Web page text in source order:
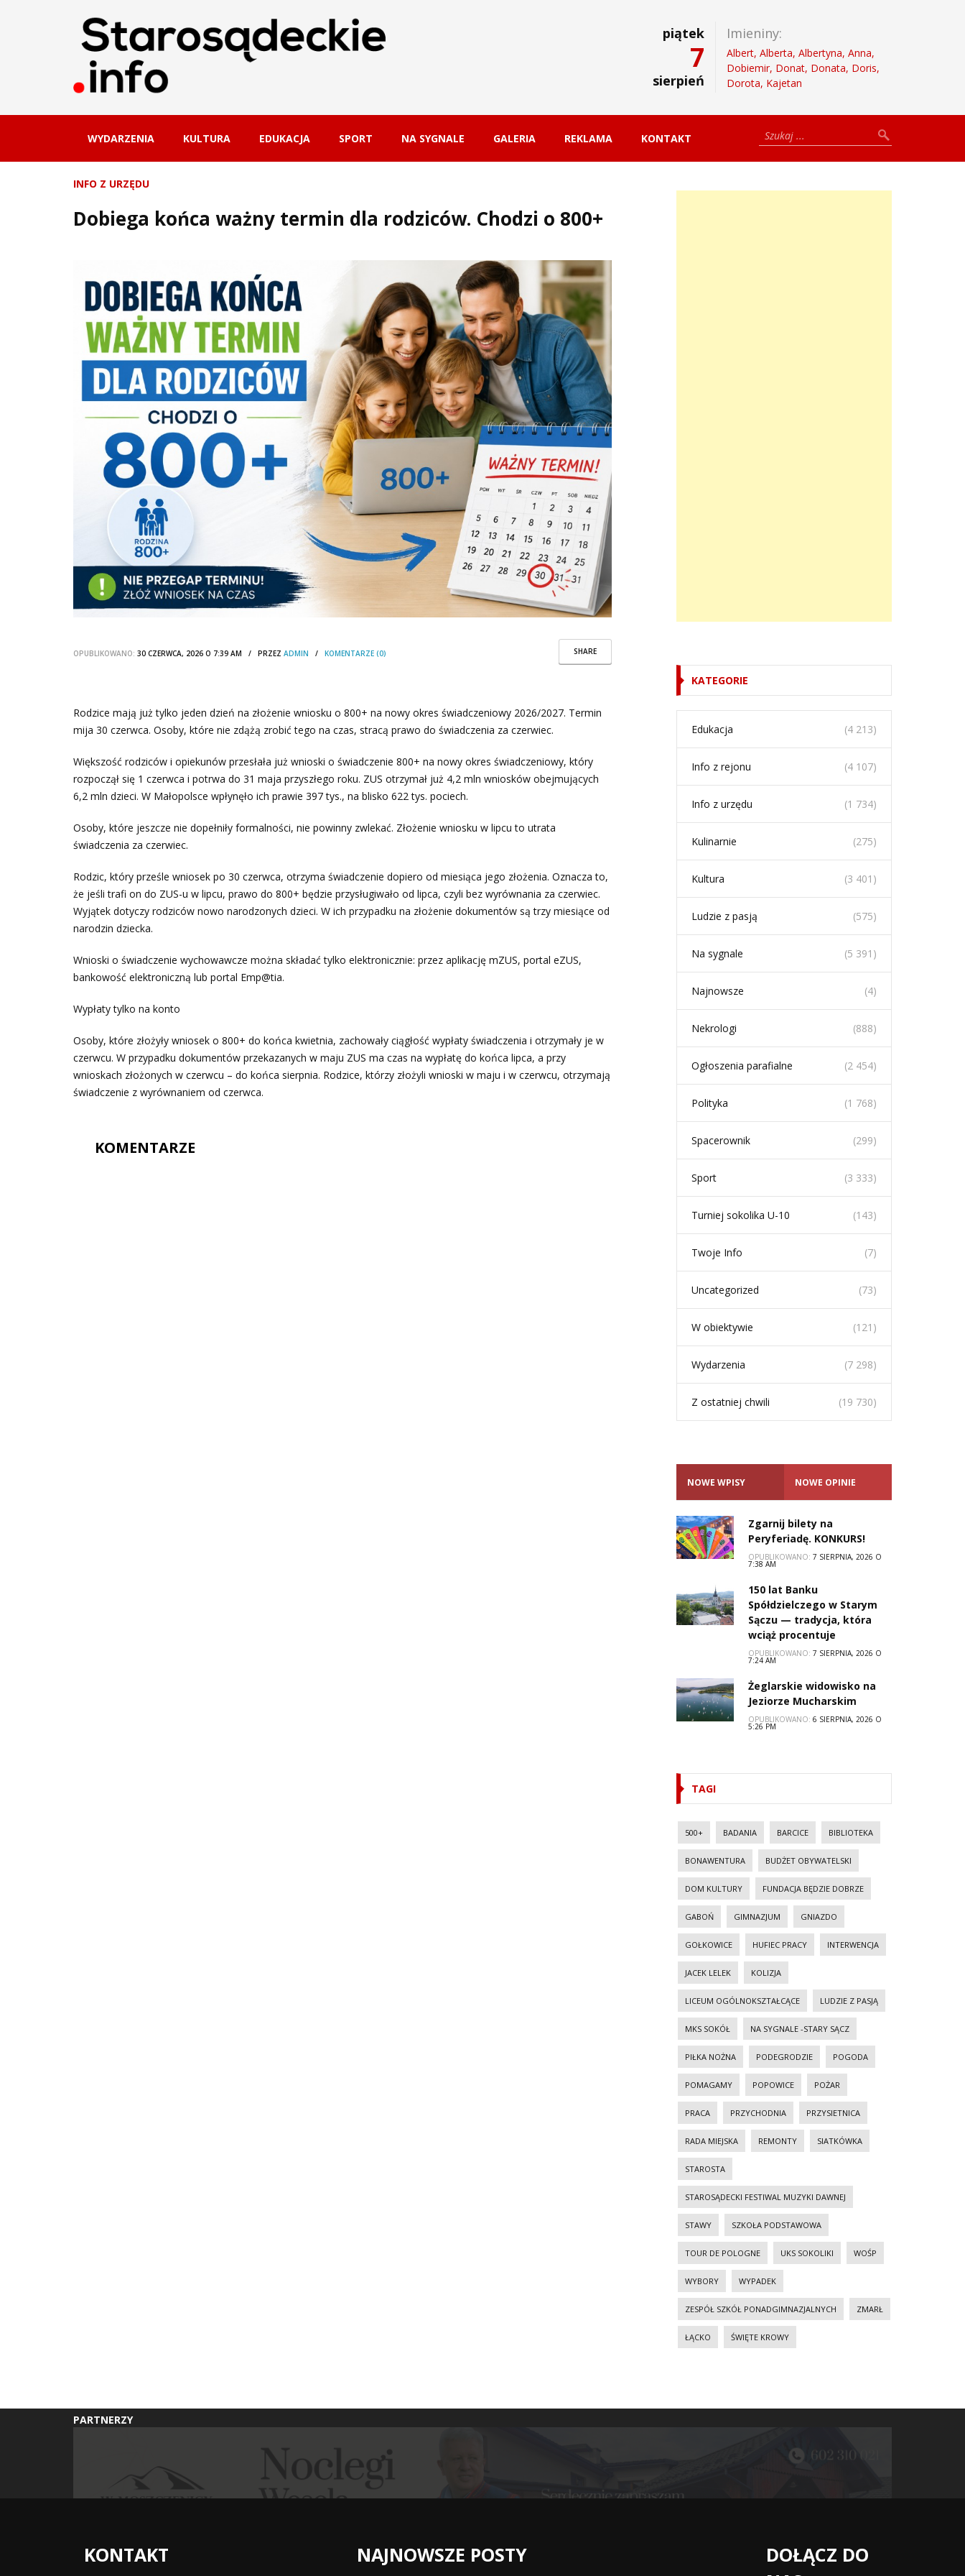
piątek
7
sierpień
Imieniny:
Albert, Alberta, Albertyna, Anna,
Dobiemir, Donat, Donata, Doris,
Dorota, Kajetan
WYDARZENIA KULTURA EDUKACJA SPORT NA SYGNALE GALERIA REKLAMA KONTAKT
INFO Z URZĘDU
Dobiega końca ważny termin dla rodziców. Chodzi o 800+
SHARE
OPUBLIKOWANO: 30 CZERWCA, 2026 O 7:39 AM / PRZEZ ADMIN / KOMENTARZE (0)
Rodzice mają już tylko jeden dzień na złożenie wniosku o 800+ na nowy okres świadczeniowy 2026/2027. Termin
mija 30 czerwca. Osoby, które nie zdążą zrobić tego na czas, stracą prawo do świadczenia za czerwiec.
Większość rodziców i opiekunów przesłała już wnioski o świadczenie 800+ na nowy okres świadczeniowy, który
rozpoczął się 1 czerwca i potrwa do 31 maja przyszłego roku. ZUS otrzymał już 4,2 mln wniosków obejmujących
6,2 mln dzieci. W Małopolsce wpłynęło ich prawie 397 tys., na blisko 622 tys. pociech.
Osoby, które jeszcze nie dopełniły formalności, nie powinny zwlekać. Złożenie wniosku w lipcu to utrata
świadczenia za czerwiec.
Rodzic, który prześle wniosek po 30 czerwca, otrzyma świadczenie dopiero od miesiąca jego złożenia. Oznacza to,
że jeśli trafi on do ZUS-u w lipcu, prawo do 800+ będzie przysługiwało od lipca, czyli bez wyrównania za czerwiec.
Wyjątek dotyczy rodziców nowo narodzonych dzieci. W ich przypadku na złożenie dokumentów są trzy miesiące od
narodzin dziecka.
Wnioski o świadczenie wychowawcze można składać tylko elektronicznie: przez aplikację mZUS, portal eZUS,
bankowość elektroniczną lub portal Emp@tia.
Wypłaty tylko na konto
Osoby, które złożyły wniosek o 800+ do końca kwietnia, zachowały ciągłość wypłaty świadczenia i otrzymały je w
czerwcu. W przypadku dokumentów przekazanych w maju ZUS ma czas na wypłatę do końca lipca, a przy
wnioskach złożonych w czerwcu – do końca sierpnia. Rodzice, którzy złożyli wnioski w maju i w czerwcu, otrzymają
świadczenie z wyrównaniem od czerwca.
KOMENTARZE
KATEGORIE
Edukacja (4 213)
Info z rejonu (4 107)
Info z urzędu (1 734)
Kulinarnie (275)
Kultura (3 401)
Ludzie z pasją (575)
Na sygnale (5 391)
Najnowsze (4)
Nekrologi (888)
Ogłoszenia parafialne (2 454)
Polityka (1 768)
Spacerownik (299)
Sport (3 333)
Turniej sokolika U-10 (143)
Twoje Info (7)
Uncategorized (73)
W obiektywie (121)
Wydarzenia (7 298)
Z ostatniej chwili (19 730)
NOWE WPISY NOWE OPINIE
Zgarnij bilety na
Peryferiadę. KONKURS!
OPUBLIKOWANO: 7 SIERPNIA, 2026 O
7:38 AM
150 lat Banku
Spółdzielczego w Starym
Sączu — tradycja, która
wciąż procentuje
OPUBLIKOWANO: 7 SIERPNIA, 2026 O
7:24 AM
Żeglarskie widowisko na
Jeziorze Mucharskim
OPUBLIKOWANO: 6 SIERPNIA, 2026 O
5:26 PM
TAGI
500+ BADANIA BARCICE BIBLIOTEKA
BONAWENTURA BUDŻET OBYWATELSKI
DOM KULTURY FUNDACJA BĘDZIE DOBRZE
GABOŃ GIMNAZJUM GNIAZDO
GOŁKOWICE HUFIEC PRACY INTERWENCJA
JACEK LELEK KOLIZJA
LICEUM OGÓLNOKSZTAŁCĄCE LUDZIE Z PASJĄ
MKS SOKÓŁ NA SYGNALE -STARY SĄCZ
PIŁKA NOŻNA PODEGRODZIE POGODA
POMAGAMY POPOWICE POŻAR
PRACA PRZYCHODNIA PRZYSIETNICA
RADA MIEJSKA REMONTY SIATKÓWKA
STAROSTA
STAROSĄDECKI FESTIWAL MUZYKI DAWNEJ
STAWY SZKOŁA PODSTAWOWA
TOUR DE POLOGNE UKS SOKOLIKI WOŚP
WYBORY WYPADEK
ZESPÓŁ SZKÓŁ PONADGIMNAZJALNYCH ZMARŁ
ŁĄCKO ŚWIĘTE KROWY
PARTNERZY
KONTAKT NAJNOWSZE POSTY
DOŁĄCZ DO